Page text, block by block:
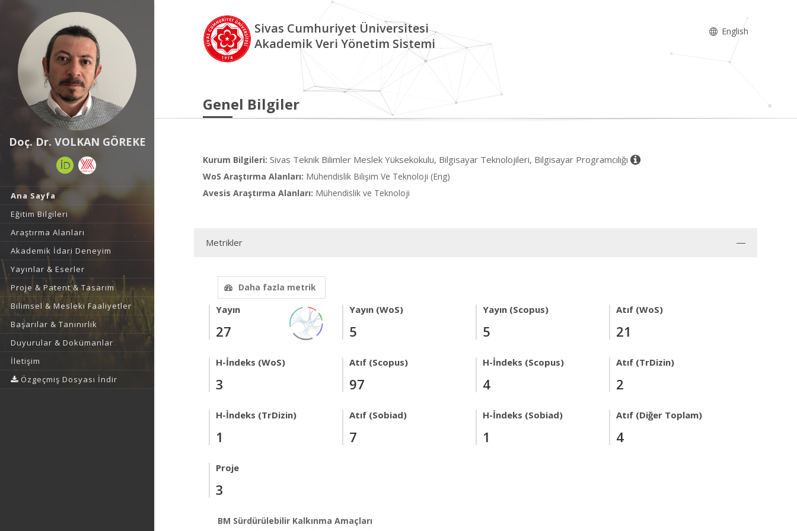
Doç. Dr. VOLKAN GÖREKE
Ana Sayfa
Eğitim Bilgileri
Araştırma Alanları
Akademik İdari Deneyim
Yayınlar & Eserler
Proje & Patent & Tasarım
Bilimsel & Mesleki Faaliyetler
Başarılar & Tanınırlık
Duyurular & Dokümanlar
İletişim
Özgeçmiş Dosyası İndir
Sivas Cumhuriyet Üniversitesi
Akademik Veri Yönetim Sistemi
English
Genel Bilgiler
Kurum Bilgileri: Sivas Teknik Bilimler Meslek Yüksekokulu, Bilgisayar Teknolojileri, Bilgisayar Programcılığı
WoS Araştırma Alanları: Mühendislik Bilişim Ve Teknoloji (Eng)
Avesis Araştırma Alanları: Mühendislik ve Teknoloji
Metrikler
Daha fazla metrik
Yayın
27
Yayın (WoS)
5
Yayın (Scopus)
5
Atıf (WoS)
21
H-İndeks (WoS)
3
Atıf (Scopus)
97
H-İndeks (Scopus)
4
Atıf (TrDizin)
2
H-İndeks (TrDizin)
1
Atıf (Sobiad)
7
H-İndeks (Sobiad)
1
Atıf (Diğer Toplam)
4
Proje
3
BM Sürdürülebilir Kalkınma Amaçları